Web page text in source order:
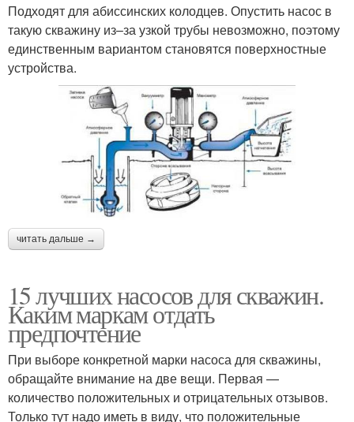
Подходят для абиссинских колодцев. Опустить насос в
такую скважину из–за узкой трубы невозможно, поэтому
единственным вариантом становятся поверхностные
устройства.
читать дальше →
15 лучших насосов для скважин.
Каким маркам отдать
предпочтение
При выборе конкретной марки насоса для скважины,
обращайте внимание на две вещи. Первая —
количество положительных и отрицательных отзывов.
Только тут надо иметь в виду, что положительные